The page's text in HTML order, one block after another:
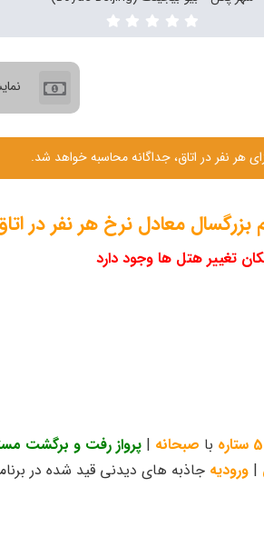
هر نفر در اتاق، جداگانه محاسبه خواهد شد.
معادل نرخ هر نفر در
تغییر هتل ها وجود دارد
5 ستاره با صبحانه | پرواز رفت و برگشت
| ورودیه جاذبه های دیدنی قید شده در